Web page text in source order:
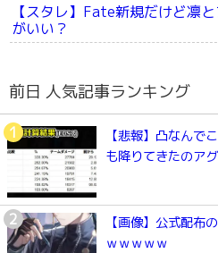
【スタレ】Fate新規だけど凛
がいい？
前日 人気記事ランキング
【悲報】凸なんで
も降りてきたのア
【画像】公式配布
ｗｗｗｗｗ